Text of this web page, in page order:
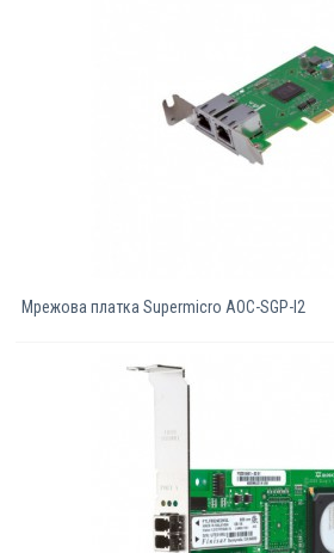
Мрежова платка Supermicro AOC-SGP-I2